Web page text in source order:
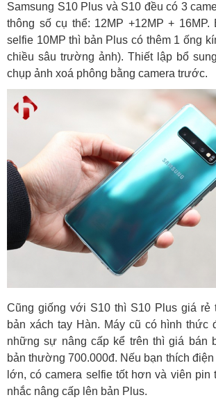
Samsung S10 Plus và S10 đều có 3
thông số cụ thể: 12MP +12MP + 16MP.
selfie 10MP thì bản Plus có thêm 1 ống
chiều sâu trường ảnh). Thiết lập bổ
chụp ảnh xoá phông bằng camera trước.
Cũng giống với S10 thì S10 Plus giá rẻ
bản xách tay Hàn. Máy cũ có hình thức
những sự nâng cấp kể trên thì giá bán
bản thường 700.000đ. Nếu bạn thích
lớn, có camera selfie tốt hơn và viên pin
nhắc nâng cấp lên bản Plus.